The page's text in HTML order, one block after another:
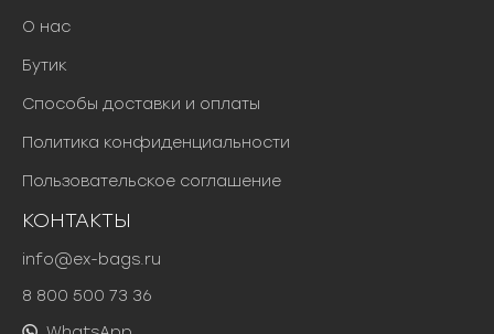
О нас
Бутик
Способы доставки и оплаты
Политика конфиденциальности
Пользовательское соглашение
КОНТАКТЫ
info@ex-bags.ru
8 800 500 73 36